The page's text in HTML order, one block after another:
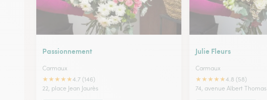
Passionnement
Carmaux
★★★★★4.7 (146)
22, place Jean Jaurès
Julie Fleurs
Carmaux
★★★★★4.8 (58)
74, avenue Albert Thomas